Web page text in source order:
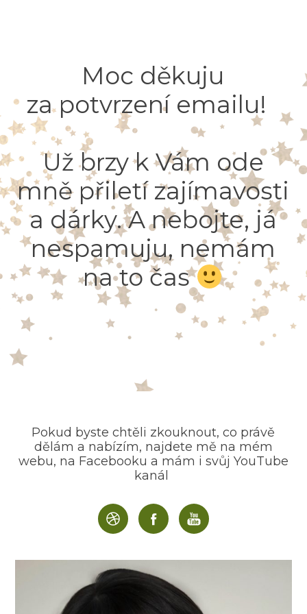
Moc děkuju
za potvrzení emailu!
Už brzy k Vám ode
mně přiletí zajímavosti
a dárky. A nebojte, já
nespamuju, nemám
na to čas
Pokud byste chtěli zkouknout, co právě
dělám a nabízím, najdete mě na mém
webu, na Facebooku a mám i svůj YouTube
kanál